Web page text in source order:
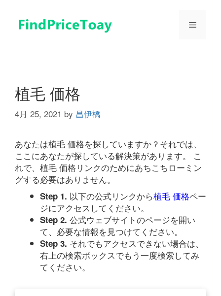
メ
植毛 価格
4月 25, 2021 by 昌伊橋
あなたは植毛 価格を探していますか？それでは、
ここにあなたが探している解決策があります。 こ
れで、植毛 価格リンクのためにあちこちローミン
グする必要はありません。
Step 1. 以下の公式リンクから植毛 価格ペー
ジにアクセスしてください。
Step 2. 公式ウェブサイトのページを開い
て、必要な情報を見つけてください。
Step 3. それでもアクセスできない場合は、
右上の検索ボックスでもう一度検索してみ
てください。